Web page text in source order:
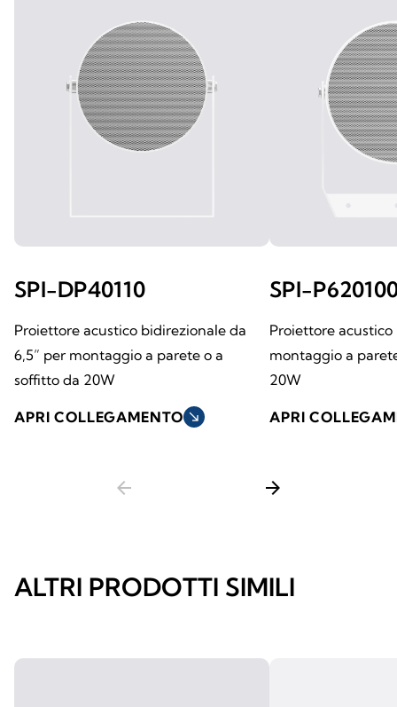
SPI-DP40110
Proiettore acustico bidirezionale da
6,5” per montaggio a parete o a
soffitto da 20W
APRI COLLEGAMENTO south_east
SPI-
Proiettore acustico
montaggio a
20W
APRI
arrow_back arrow_forward
ALTRI PRODOTTI SIMILI